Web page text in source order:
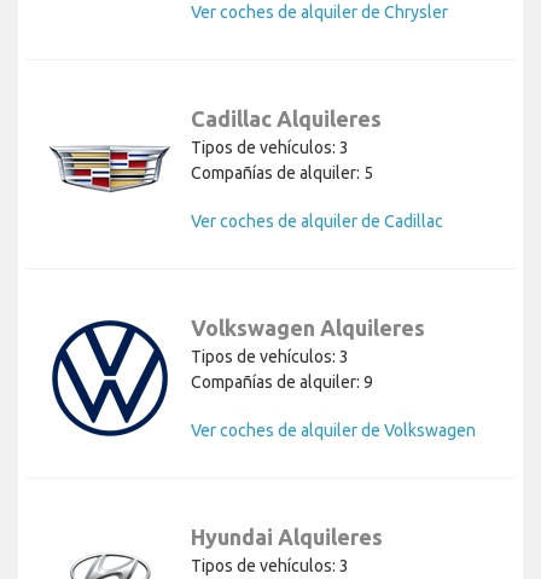
Ver coches de alquiler de Chrysler
Cadillac Alquileres
Tipos de vehículos: 3
Compañías de alquiler: 5
Ver coches de alquiler de Cadillac
Volkswagen Alquileres
Tipos de vehículos: 3
Compañías de alquiler: 9
Ver coches de alquiler de Volkswagen
Hyundai Alquileres
Tipos de vehículos: 3